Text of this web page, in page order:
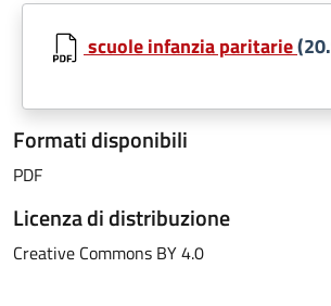
scuole infanzia paritarie
Formati disponibili
PDF
Licenza di distribuzione
Creative Commons BY 4.0